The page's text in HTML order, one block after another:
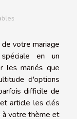
votre mariage
en un
les mariés que
d'options
difficile de
article les clés
à votre thème et